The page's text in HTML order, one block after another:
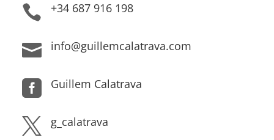
 +34 687 916 198
 info@guillemcalatrava.com
 Guillem Calatrava
 g_calatrava